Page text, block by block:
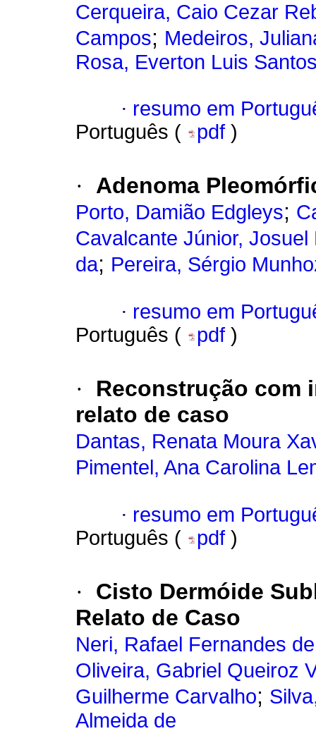
Cerqueira, Caio Cezar
Campos; Medeiros,
Rosa, Everton Luis
· resumo em
Português (
pdf )
· Adenoma
Porto, Damião Edgleys;
Cavalcante Júnior, Josuel
da; Pereira, Sérgio
· resumo em
Português (
pdf )
·
Reconstrução com
relato de caso
Dantas, Renata Moura
Pimentel, Ana Carolina
· resumo em
Português (
pdf )
·
Cisto Dermóide
Relato de Caso
Neri, Rafael Fernandes
Oliveira, Gabriel Queiroz
Guilherme Carvalho;
Almeida de